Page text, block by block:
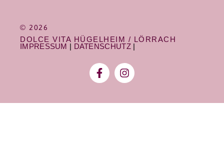
© 2026
DOLCE VITA HÜGELHEIM / LÖRRACH
IMPRESSUM
DATENSCHUTZ|